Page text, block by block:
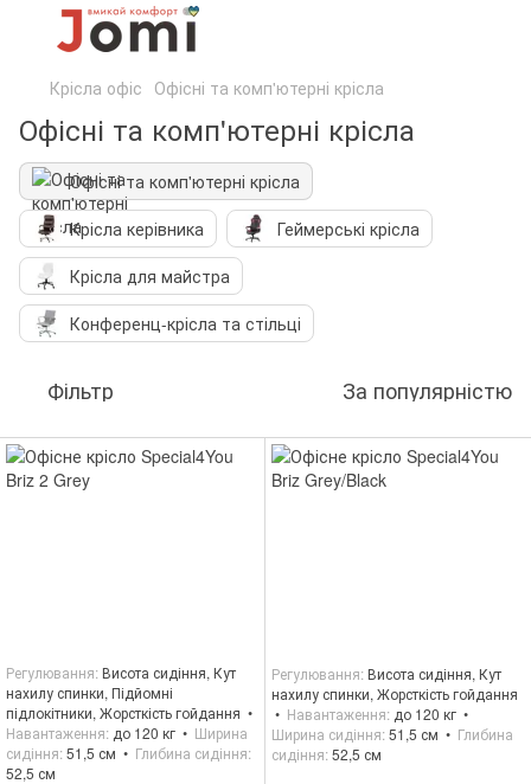
Крісла офіс Офісні та комп'ютерні крісла
Офісні та комп'ютерні крісла
Офісні та комп'ютерні крісла
Крісла керівника
Геймерські крісла
Крісла для майстра
Конференц-крісла та стільці
Фільтр За популярністю
Регулювання Висота сидіння, Кут
нахилу спинки, Підйомні
підлокітники, Жорсткість гойдання
Навантаження до 120 кг
Ширина
сидіння 51,5 см
Глибина сидіння
52,5 см
Регулювання Висота сидіння, Кут
нахилу спинки, Жорсткість гойдання
Навантаження до 120 кг
Ширина сидіння 51,5 см
Глибина
сидіння 52,5 см